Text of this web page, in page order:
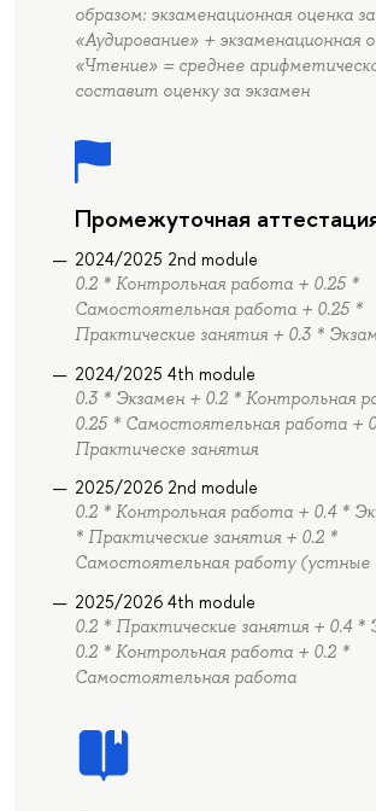
образом: экзаменационная оценка
«Аудирование» + экзаменационная
«Чтение» = среднее
составит оценку за экзамен
Промежуточная
2024/2025 2nd module
0.2 * Контрольная работа + 0.25 *
Самостоятельная работа + 0.25 *
Практические занятия + 0.3 *
2024/2025 4th module
0.3 * Экзамен + 0.2 * Контрольная
0.25 * Самостоятельная работа +
Практическе занятия
2025/2026 2nd module
0.2 * Контрольная работа + 0.4 *
* Практические занятия + 0.2 *
Cамостоятельная работу
2025/2026 4th module
0.2 * Практические занятия + 0.4 *
0.2 * Контрольная работа + 0.2 *
Cамостоятельная работа